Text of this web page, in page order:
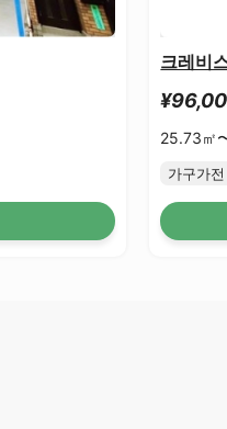
크레비
25.73㎡
가구가